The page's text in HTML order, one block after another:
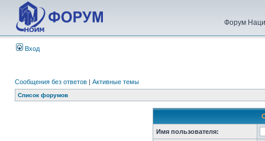
Форум
Вход
Сообщения без ответов | Активные темы
Список форумов
Имя пользователя: